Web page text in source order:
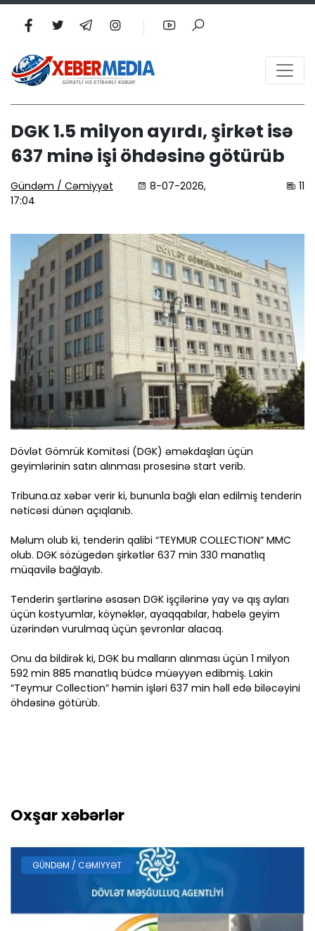
DGK 1.5 milyon ayırdı, şirkət isə
637 minə işi öhdəsinə götürüb
Gündəm / Cəmiyyət
8-07-2026,
17:04
11
Dövlət Gömrük Komitəsi (DGK) əməkdaşları üçün
geyimlərinin satın alınması prosesinə start verib.
Tribuna.az xəbər verir ki, bununla bağlı elan edilmiş tenderin
nəticəsi dünən açıqlanıb.
Məlum olub ki, tenderin qalibi “TEYMUR COLLECTION” MMC
olub. DGK sözügedən şirkətlər 637 min 330 manatlıq
müqavilə bağlayıb.
Tenderin şərtlərinə əsasən DGK işçilərinə yay və qış ayları
üçün kostyumlar, köynəklər, ayaqqabılar, habelə geyim
üzərindən vurulmaq üçün şevronlar alacaq.
Onu da bildirək ki, DGK bu malların alınması üçün 1 milyon
592 min 885 manatlıq büdcə müəyyən edibmiş. Lakin
“Teymur Collection” həmin işləri 637 min həll edə biləcəyini
öhdəsinə götürüb.
Oxşar xəbərlər
GÜNDƏM / CƏMIYYƏT